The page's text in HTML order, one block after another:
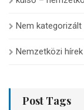
Nem kategorizált
Nemzetközi hírek
Post Tags